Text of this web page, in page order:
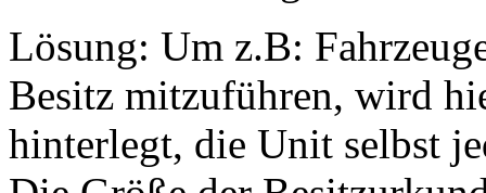
Lösung: Um z.B:
Besitz mitzuführen, wird
hinterlegt, die Unit selbst